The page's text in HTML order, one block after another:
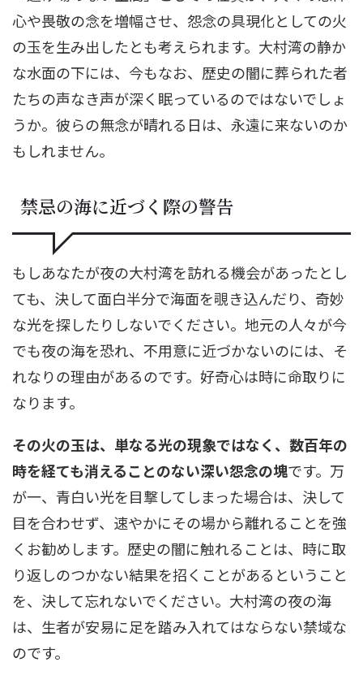
心や畏敬の念を増幅させ、怨念の具現化としての火
の玉を生み出したとも考えられます。大村湾の静か
な水面の下には、今もなお、歴史の闇に葬られた者
たちの声なき声が深く眠っているのではないでしょ
うか。彼らの無念が晴れる日は、永遠に来ないのか
もしれません。
禁忌の海に近づく際の警告
もしあなたが夜の大村湾を訪れる機会があったとし
ても、決して面白半分で海面を覗き込んだり、奇妙
な光を探したりしないでください。地元の人々が今
でも夜の海を恐れ、不用意に近づかないのには、そ
れなりの理由があるのです。好奇心は時に命取りに
なります。
その火の玉は、単なる光の現象ではなく、数百年の
時を経ても消えることのない深い怨念の塊です。万
が一、青白い光を目撃してしまった場合は、決して
目を合わせず、速やかにその場から離れることを強
くお勧めします。歴史の闇に触れることは、時に取
り返しのつかない結果を招くことがあるということ
を、決して忘れないでください。大村湾の夜の海
は、生者が安易に足を踏み入れてはならない禁域な
のです。